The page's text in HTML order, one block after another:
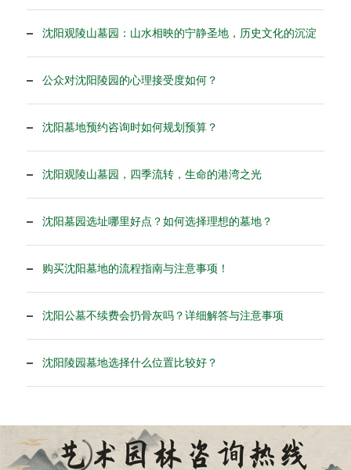
沈阳观陵山墓园：山水相映的宁静圣地，历史文化的沉淀
公众对沈阳陵园的心理接受度如何？
沈阳墓地预约咨询时如何规划预算？
沈阳观陵山墓园，四季流转，生命的港湾之光
沈阳墓园选址哪里好点？如何选择理想的墓地？
购买沈阳墓地的流程指南与注意事项！
沈阳公墓不续费会扔骨灰吗？详细解答与注意事项
沈阳陵园墓地选择什么位置比较好？